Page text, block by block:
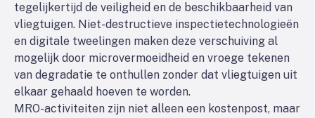
tegelijkertijd de veiligheid en de beschikbaarheid van
vliegtuigen. Niet-destructieve inspectietechnologieën
en digitale tweelingen maken deze verschuiving al
mogelijk door microvermoeidheid en vroege tekenen
van degradatie te onthullen zonder dat vliegtuigen uit
elkaar gehaald hoeven te worden.
MRO-activiteiten zijn niet alleen een kostenpost, maar